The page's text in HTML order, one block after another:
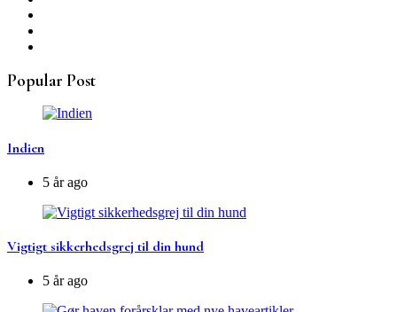
Popular Post
Indien
5 år ago
Vigtigt sikkerhedsgrej til din hund
5 år ago